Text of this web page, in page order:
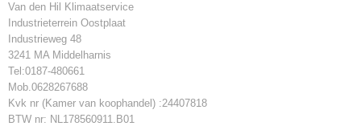
Van den Hil Klimaatservice
Industrieterrein Oostplaat
Industrieweg 48
3241 MA Middelharnis
Tel:0187-480661
Mob.0628267688
Kvk nr (Kamer van koophandel) :24407818
BTW nr: NL178560911.B01